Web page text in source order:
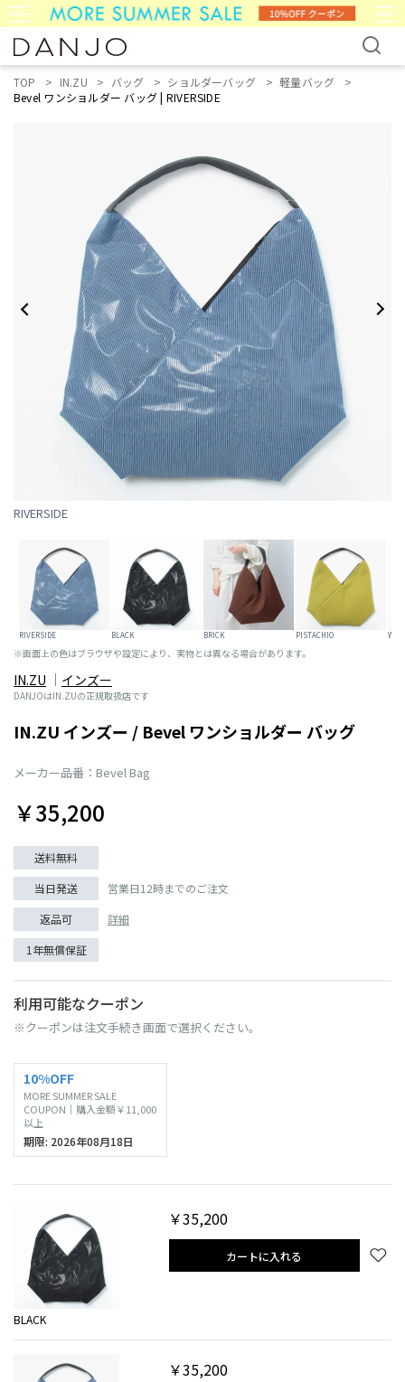
TOP IN.ZU バッグ ショルダーバッグ
軽量バッグ
Bevel ワンショルダー バッグ | RIVERSIDE
RIVERSIDE
RIVERSIDE BLACK BRICK PISTACHIO
※画面上の色はブラウザや設定により、実物とは異なる場合があります。
IN.ZU インズー
DANJOはIN.ZUの正規取扱店です
IN.ZU インズー / Bevel ワンショルダー バッグ
メーカー品番：Bevel Bag
￥35,200
送料無料
当日発送
営業日12時までのご注文
返品可
詳細
1年無償保証
利用可能なクーポン
※クーポンは注文手続き画面で選択ください。
10%OFF
MORE SUMMER SALE
COUPON｜購入金額￥11,000
以上
期限: 2026年08月18日
BLACK
￥35,200
カートに入れる
￥35,200